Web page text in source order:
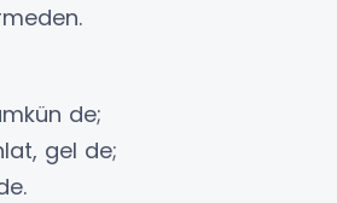
de;
gel de;